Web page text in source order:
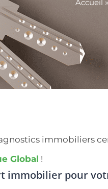
Accueil »
immobiliers
Global !
immobilier pour